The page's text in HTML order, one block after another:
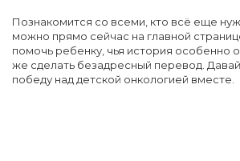
Познакомится со всеми, кто всё еще
можно прямо сейчас на главной
помочь ребенку, чья история особенно
же сделать безадресный перевод.
победу над детской онкологией вместе.